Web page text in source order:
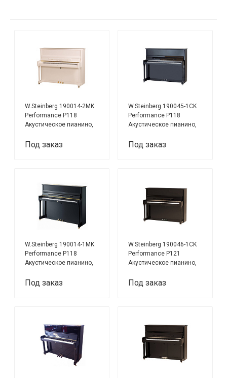
W.Steinberg 190014-2MK
Performance P118
Акустическое пианино,
Под заказ
W.Steinberg 190045-1CK
Performance P118
Акустическое пианино,
Под заказ
W.Steinberg 190014-1MK
Performance P118
Акустическое пианино,
Под заказ
W.Steinberg 190046-1CK
Performance P121
Акустическое пианино,
Под заказ